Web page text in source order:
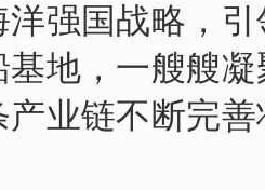
洋强国战略，
地，一艘艘
业链不断完